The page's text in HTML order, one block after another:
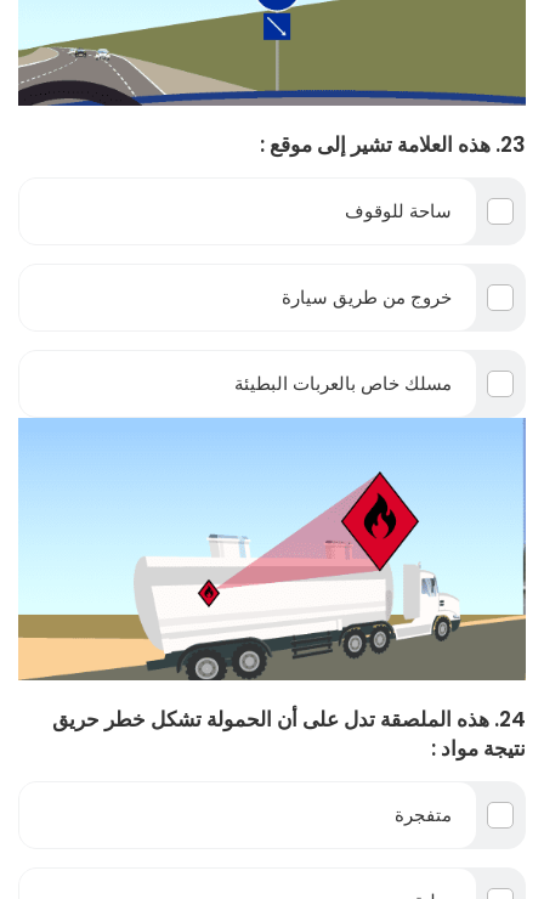
23. هذه العلامة تشير إلى موقع :
ساحة للوقوف
خروج من طريق سيارة
مسلك خاص بالعربات البطيئة
24. هذه الملصقة تدل على أن الحمولة تشكل خطر حريق
نتيجة مواد :
متفجرة